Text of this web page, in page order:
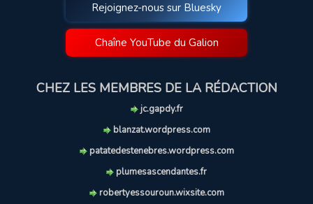
Rejoignez-nous sur Bluesky
Chaîne YouTube du Galion
CHEZ LES MEMBRES DE LA RÉDACTION
jc.gapdy.fr
blanzat.wordpress.com
patatedestenebres.wordpress.com
plumesascendantes.fr
robertyessouroun.wixsite.com